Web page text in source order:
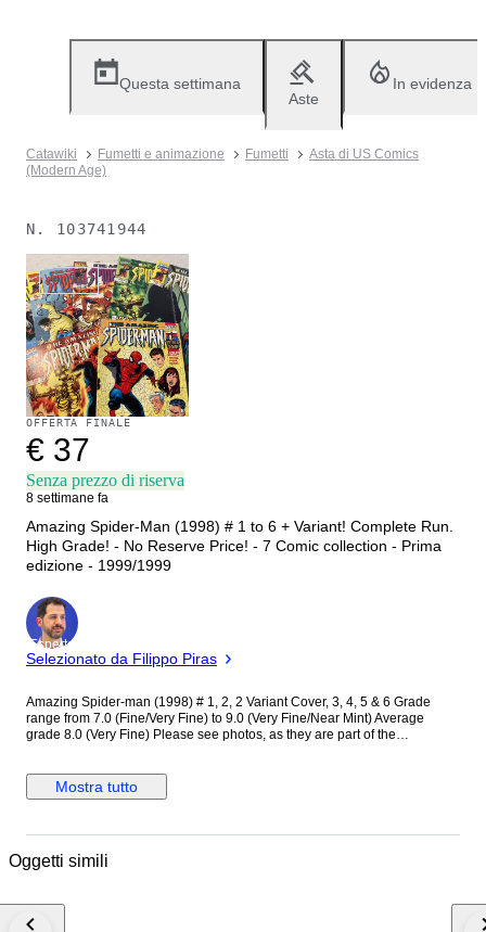
Questa settimana
Aste
In evidenza
Catawiki Fumetti e animazione Fumetti
Asta di US Comics
(Modern Age)
N. 103741944
Venduto
OFFERTA FINALE
€ 37
Senza prezzo di riserva
8 settimane fa
Amazing Spider-Man (1998) # 1 to 6 + Variant! Complete Run.
High Grade! - No Reserve Price! - 7 Comic collection - Prima
edizione - 1999/1999
Esperto
Selezionato da Filippo Piras
Amazing Spider-man (1998) # 1, 2, 2 Variant Cover, 3, 4, 5 & 6 Grade
range from 7.0 (Fine/Very Fine) to 9.0 (Very Fine/Near Mint) Average
grade 8.0 (Very Fine) Please see photos, as they are part of the
charged once. Additional winnings will ship for free after the first won lot.
Mostra tutto
Oggetti simili